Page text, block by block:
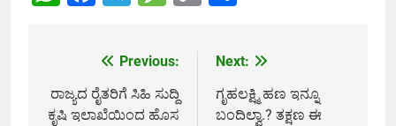
navigation
Previous:
ರಾಜ್ಯದ ರೈತರಿಗೆ ಸಿಹಿ ಸುದ್ದಿ
ಕೃಷಿ ಇಲಾಖೆಯಿಂದ ಹೊಸ
Next:
ಗೃಹಲಕ್ಷ್ಮಿ ಹಣ ಇನ್ನೂ
ಬಂದಿಲ್ವಾ.? ತಕ್ಷಣ ಈ